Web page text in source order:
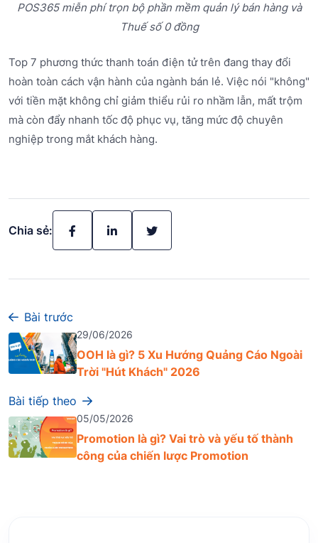
POS365 miễn phí trọn bộ phần mềm quản lý bán hàng và
Thuế số 0 đồng
Top 7 phương thức thanh toán điện tử trên đang thay đổi
hoàn toàn cách vận hành của ngành bán lẻ. Việc nói "không"
với tiền mặt không chỉ giảm thiểu rủi ro nhầm lẫn, mất trộm
mà còn đẩy nhanh tốc độ phục vụ, tăng mức độ chuyên
nghiệp trong mắt khách hàng.
Chia sẻ:
Bài trước
29/06/2026
OOH là gì? 5 Xu Hướng Quảng Cáo Ngoài
Trời "Hút Khách" 2026
Bài tiếp theo
05/05/2026
Promotion là gì? Vai trò và yếu tố thành
công của chiến lược Promotion